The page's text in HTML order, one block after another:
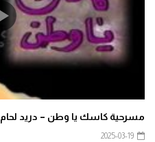
مسرحية كاسك يا وطن – دريد لحام
2025-03-19